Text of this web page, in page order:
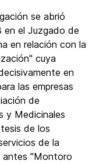
se abrió
en el Juzgado de
en relación con la
cuya
en
las empresas
de
y Medicinales
de los
de la
antes "Montoro